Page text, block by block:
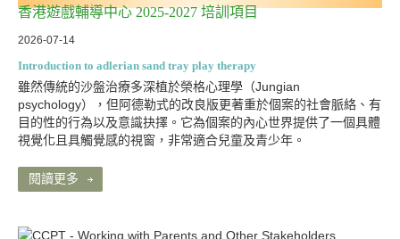
香港遊戲輔導中心 2025-2027 培訓項目
2026-07-14
Introduction to adlerian sand tray play therapy
雖然傳統的沙盤治療多深植於榮格心理學（Jungian
psychology），但阿德勒式的改良版更著重於個案的社會脈絡、有
目的性的行為以及意識抉擇。它為個案的內心世界提供了一個具體
視覺化且具觸覺感的視窗，非常適合兒童及青少年。
閱讀更多